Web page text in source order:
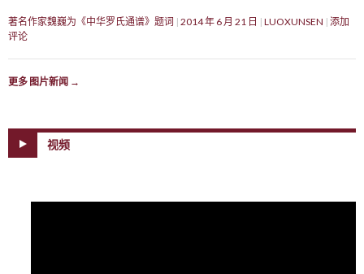
著名作家魏巍为《中华罗氏通谱》题词 2014 年 6 月 21 日 LUOXUNSEN 添加
评论
更多 图片新闻 →
视频